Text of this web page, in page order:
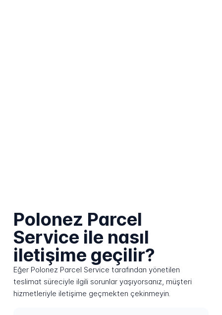
Polonez Parcel
Service ile nasıl
iletişime geçilir?
Eğer Polonez Parcel Service tarafından yönetilen
teslimat süreciyle ilgili sorunlar yaşıyorsanız, müşteri
hizmetleriyle iletişime geçmekten çekinmeyin.